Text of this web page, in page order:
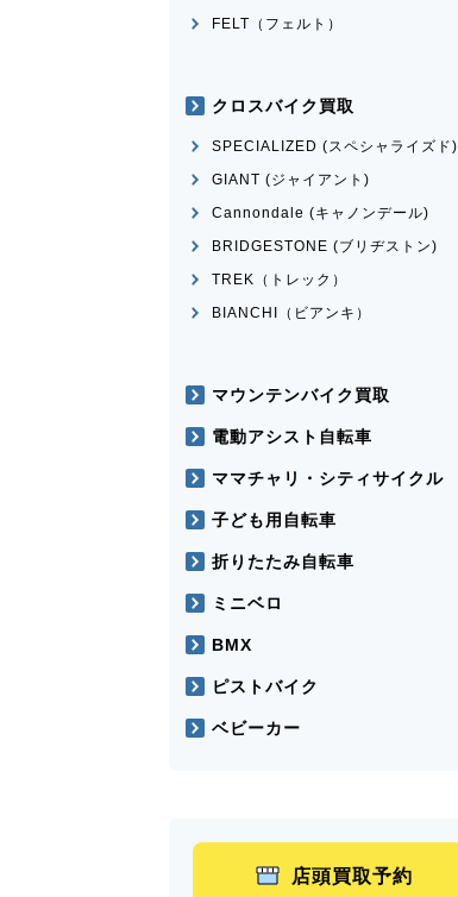
FELT（フェルト）
クロスバイク買取
SPECIALIZED (スペシャライズド)
GIANT (ジャイアント)
Cannondale (キャノンデール)
BRIDGESTONE (ブリヂストン)
TREK（トレック）
BIANCHI（ビアンキ）
マウンテンバイク買取
電動アシスト自転車
ママチャリ・シティサイクル
子ども用自転車
折りたたみ自転車
ミニベロ
BMX
ピストバイク
ベビーカー
店頭買取予約